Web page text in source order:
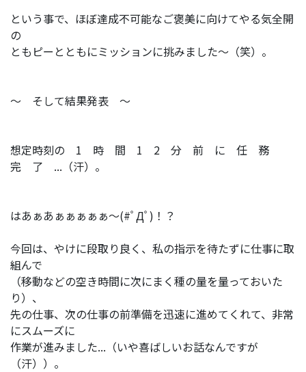
という事で、ほぼ達成不可能なご褒美に向けてやる気全開
の
ともピーとともにミッションに挑みました～（笑）。
～ そして結果発表 ～
想定時刻の 1 時 間 1 2 分 前 に 任 務
完 了 ...（汗）。
はあぁあぁぁぁぁぁ～(#ﾟДﾟ)！？
今回は、やけに段取り良く、私の指示を待たずに仕事に取
組んで
（移動などの空き時間に次にまく種の量を量っておいた
り）、
先の仕事、次の仕事の前準備を迅速に進めてくれて、非常
にスムーズに
作業が進みました...（いや喜ばしいお話なんですが
（汗））。